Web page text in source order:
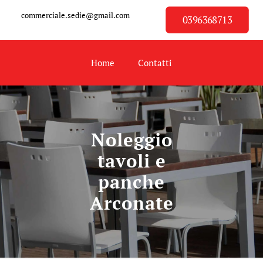
commerciale.sedie@gmail.com 0396368713
Home Contatti
Noleggio
tavoli e
panche
Arconate